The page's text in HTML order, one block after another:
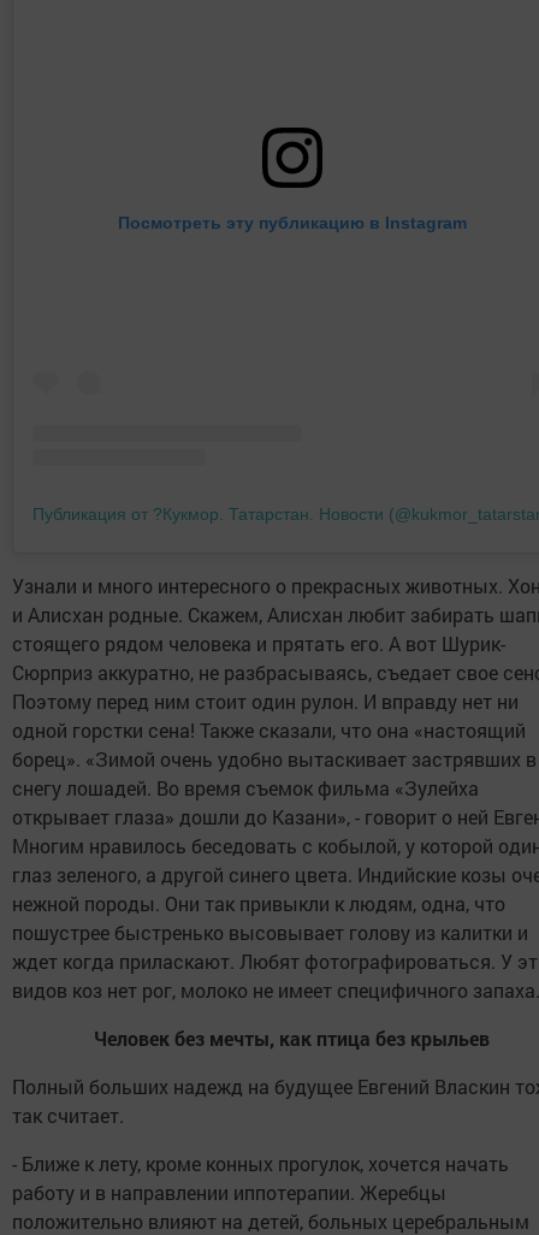
Посмотреть эту публикацию в Instagram
Публикация от ?Кукмор. Татарстан. Новости
Узнали и много интересного о прекрасных животных.
и Алисхан родные. Скажем, Алисхан любит забирать
стоящего рядом человека и прятать его. А вот Шурик-
Сюрприз аккуратно, не разбрасываясь, съедает свое
Поэтому перед ним стоит один рулон. И вправду нет ни
одной горстки сена! Также сказали, что она «настоящий
борец». «Зимой очень удобно вытаскивает застрявших в
снегу лошадей. Во время съемок фильма «Зулейха
открывает глаза» дошли до Казани», - говорит о ней
Многим нравилось беседовать с кобылой, у которой
глаз зеленого, а другой синего цвета. Индийские козы
нежной породы. Они так привыкли к людям, одна, что
пошустрее быстренько высовывает голову из калитки и
ждет когда приласкают. Любят фотографироваться. У
видов коз нет рог, молоко не имеет специфичного запаха.
Человек без мечты, как птица без крыльев
Полный больших надежд на будущее Евгений Власкин
так считает.
- Ближе к лету, кроме конных прогулок, хочется начать
работу и в направлении иппотерапии. Жеребцы
положительно влияют на детей, больных церебральным